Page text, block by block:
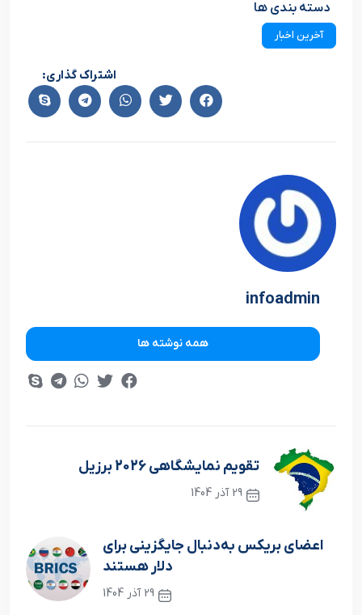
دسته بندی ها
آخرین اخبار
اشتراک گذاری:
infoadmin
همه نوشته ها
تقویم نمایشگاهی 2026 برزیل
29 آذر 1404
اعضای بریکس به‌دنبال جایگزینی برای
دلار هستند
29 آذر 1404